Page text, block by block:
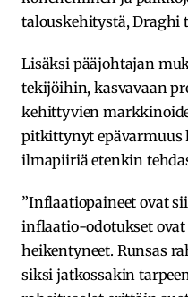
talouskehitystä, Draghi
Lisäksi pääjohtajan
tekijöihin, kasvavaan
kehittyvien
pitkittynyt epävarmuus
ilmapiiriä etenkin
”Inflaatiopaineet ovat
inflaatio-odotukset
heikentyneet. Runsas
siksi jatkossakin